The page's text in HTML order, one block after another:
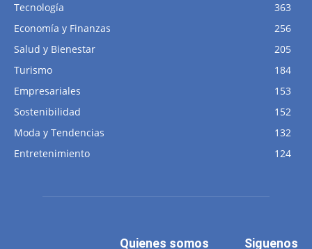
Tecnología
363
Economía y Finanzas
256
Salud y Bienestar
205
Turismo
184
Empresariales
153
Sostenibilidad
152
Moda y Tendencias
132
Entretenimiento
124
Quienes somos Siguenos